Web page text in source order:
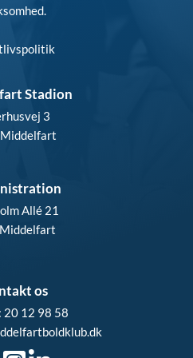
Stadion
3
Allé 21
os
20 12 98 58